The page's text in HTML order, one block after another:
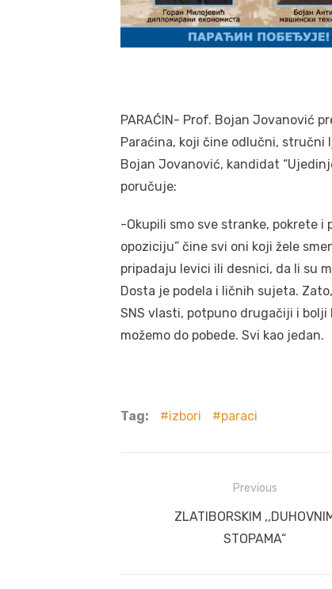
PARAĆIN- Prof. Bojan Jovanović
Paraćina, koji čine odlučni, stručni
Bojan Jovanović, kandidat
poručuje:
-Okupili smo sve stranke, pokrete i
opoziciju” čine svi oni koji žele
pripadaju levici ili desnici, da li su
Dosta je podela i ličnih sujeta.
SNS vlasti, potpuno drugačiji i
možemo do pobede. Svi kao jedan.
Tag: izbori paraci
navigation
Previous
Previous
ZLATIBORSKIM
STOPAMA“